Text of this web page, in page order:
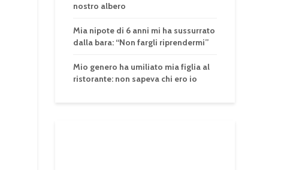
nostro albero
Mia nipote di 6 anni mi ha sussurrato
dalla bara: “Non fargli riprendermi”
Mio genero ha umiliato mia figlia al
ristorante: non sapeva chi ero io